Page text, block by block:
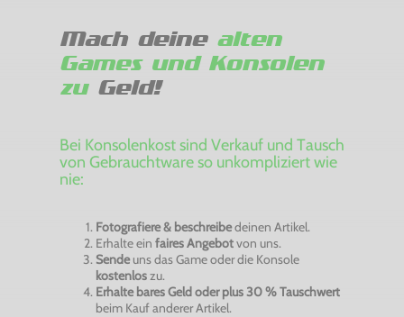
Mach deine alten
Games und Konsolen
zuGeld!
Bei Konsolenkost sind Verkauf und Tausch
von Gebrauchtware so unkompliziert wie
nie:
Fotografiere & beschreibedeinen Artikel.
Erhalte ein faires Angebotvon uns.
Sendeuns das Game oder die Konsole
kostenloszu.
Erhalte bares Geld oder plus 30 % Tauschwert
beim Kauf anderer Artikel.